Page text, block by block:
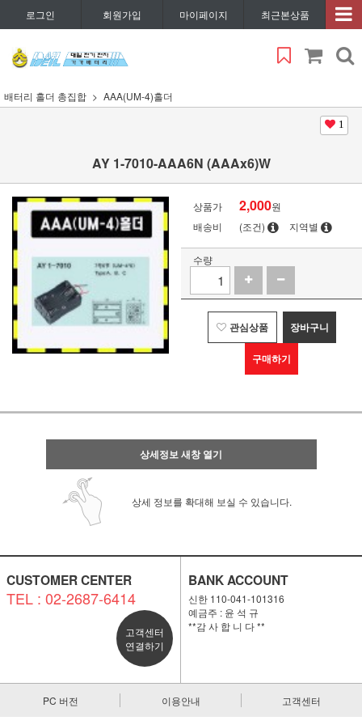
로그인 회원가입 마이페이지 최근본상품
배터리 홀더 총집합 AAA(UM-4)홀더
1
AY 1-7010-AAA6N (AAAx6)W
상품가 2,000원
배송비
(조건) 지역별
수량
관심상품 장바구니
구매하기
상세정보 새창 열기
상세 정보를 확대해 보실 수 있습니다.
CUSTOMER CENTER
TEL : 02-2687-6414
고객센터
연결하기
BANK ACCOUNT
신한 110-041-101316
예금주 : 윤 석 규
**감 사 합 니 다 **
PC 버전 이용안내 고객센터